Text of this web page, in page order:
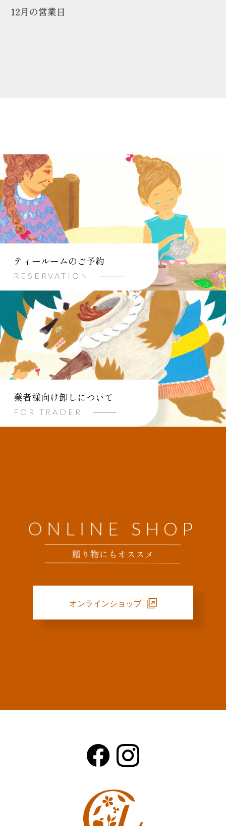
12月の営業日
ティールームのご予約
RESERVATION
業者様向け卸しについて
FOR TRADER
ONLINE SHOP
贈り物にもオススメ
オンラインショップ